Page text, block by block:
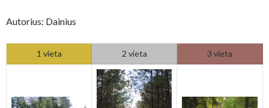
Autorius: Dainius
1 vieta 2 vieta 3 vieta